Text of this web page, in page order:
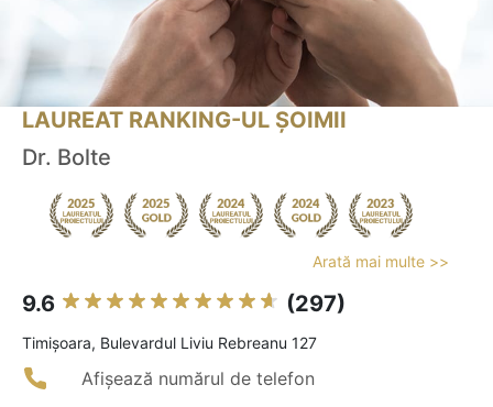
LAUREAT RANKING-UL ȘOIMII
Dr. Bolte
Arată mai multe >>
9.6 (297)
Timişoara, Bulevardul Liviu Rebreanu 127
Afișează numărul de telefon